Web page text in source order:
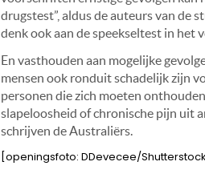
drugstest”, aldus de auteurs van de
denk ook aan de speekseltest in het
En vasthouden aan mogelijke
mensen ook ronduit schadelijk zijn
personen die zich moeten
slapeloosheid of chronische pijn uit
schrijven de Australiërs.
[openingsfoto: DDevecee/